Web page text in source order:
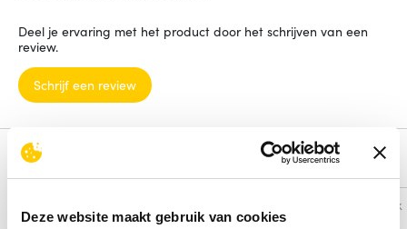
Deze website maakt gebruik van cookies
Deel je ervaring met het product door het schrijven van een
review.
Schrijf een review
Alternatieven
Vergelijk